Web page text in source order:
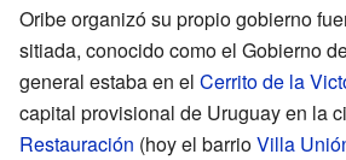
Oribe organizó su propio gobierno
sitiada, conocido como el Gobierno
general estaba en el Cerrito de la
capital provisional de Uruguay en la
Restauración (hoy el barrioVilla